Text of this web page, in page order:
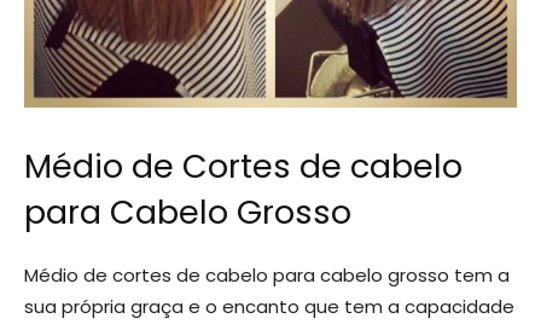
Médio de Cortes de cabelo
para Cabelo Grosso
Médio de cortes de cabelo para cabelo grosso tem a
sua própria graça e o encanto que tem a capacidade